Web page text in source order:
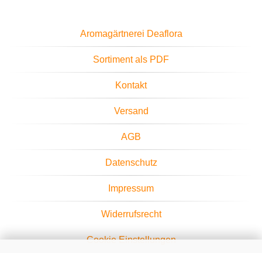
Aromagärtnerei Deaflora
Sortiment als PDF
Kontakt
Versand
AGB
Datenschutz
Impressum
Widerrufsrecht
Cookie Einstellungen